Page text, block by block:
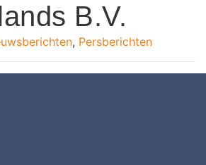
B.V.
, Persberichten